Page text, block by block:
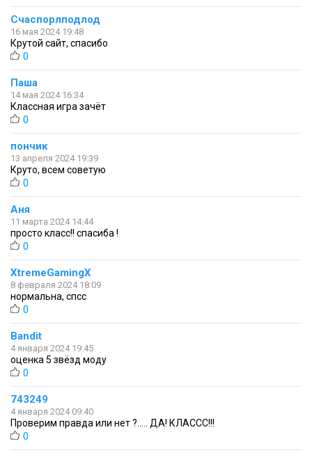
Счаспорлподлод
16 мая 2024 19:48
Крутой сайт, спасибо
0
Паша
14 мая 2024 16:34
Классная игра зачёт
0
пончик
13 апреля 2024 19:39
Круто, всем советую
0
Аня
11 марта 2024 14:44
просто класс!! спасиба !
0
XtremeGamingX
8 февраля 2024 18:09
нормальна, спсс
0
Bandit
4 января 2024 19:45
оценка 5 звёзд моду
0
743249
4 января 2024 09:40
Проверим правда или нет ?..... ДА! КЛАССС!!!
0